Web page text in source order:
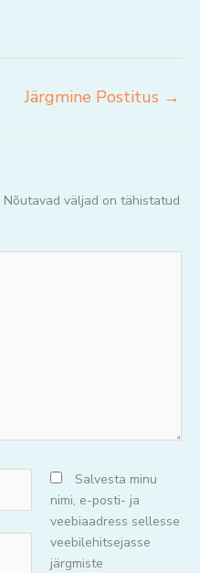
Järgmine Postitus →
Nõutavad väljad on tähistatud
Salvesta minu
nimi, e-posti- ja
veebiaadress sellesse
veebilehitsejasse
järgmiste